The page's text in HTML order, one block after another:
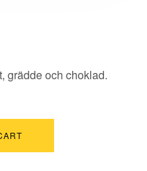
grädde och choklad.